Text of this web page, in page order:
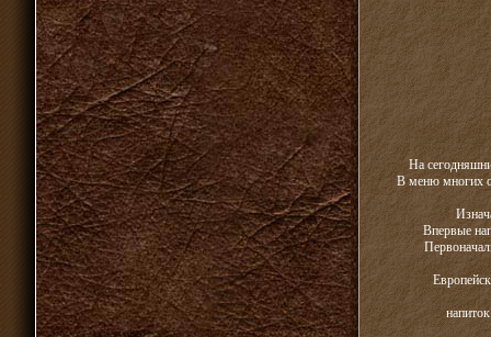
На
В меню многих
Впервые